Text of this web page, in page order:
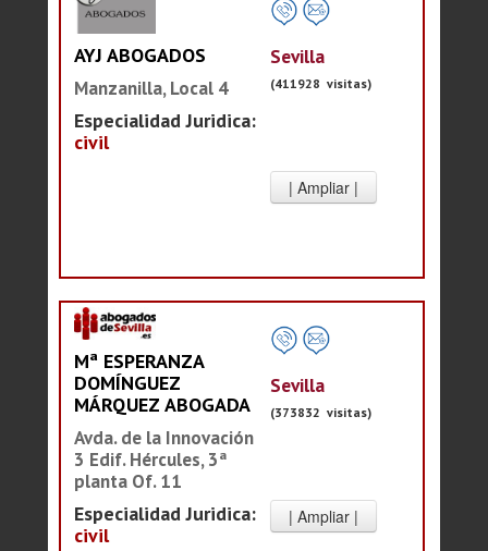
AYJ ABOGADOS
Manzanilla, Local 4
Especialidad Juridica:
civil
Sevilla
(411928 visitas)
Mª ESPERANZA
DOMÍNGUEZ
MÁRQUEZ ABOGADA
Avda. de la Innovación
3 Edif. Hércules, 3ª
planta Of. 11
Especialidad Juridica:
civil
Sevilla
(373832 visitas)